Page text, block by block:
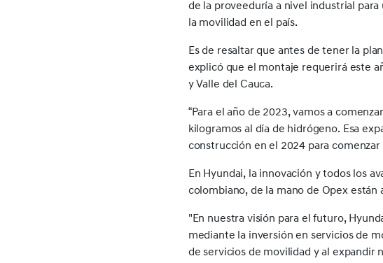
de la proveeduría a nivel industrial
la movilidad en el país.
Es de resaltar que antes de tener la
explicó que el montaje requerirá este
y Valle del Cauca.
“Para el año de 2023, vamos a
kilogramos al día de hidrógeno. Esa
construcción en el 2024 para
En Hyundai, la innovación y todos los
colombiano, de la mano de Opex están
"En nuestra visión para el futuro,
mediante la inversión en servicios de
de servicios de movilidad y al expandir